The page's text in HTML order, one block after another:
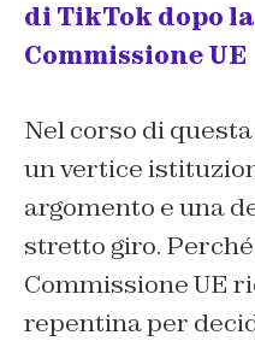
di TikTok dopo
Commissione UE
Nel corso di
un vertice
argomento e una
stretto giro.
Commissione UE
repentina per